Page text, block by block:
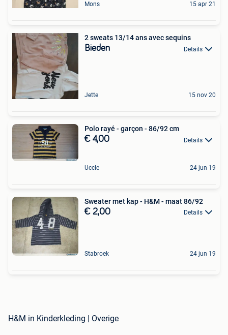
Mons 15 apr 21
2 sweats 13/14 ans avec sequins
Bieden Details
Jette 15 nov 20
Polo rayé - garçon - 86/92 cm
€ 4,00 Details
Uccle 24 jun 19
Sweater met kap - H&M - maat 86/92
€ 2,00 Details
Stabroek 24 jun 19
H&M in Kinderkleding | Overige